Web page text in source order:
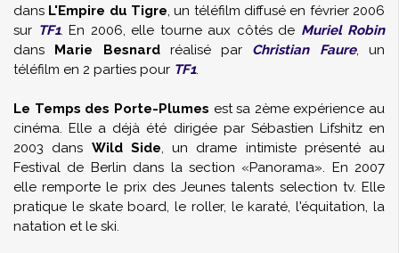
dans L'Empire du Tigre, un téléfilm diffusé en février 2006
sur TF1. En 2006, elle tourne aux côtés de Muriel Robin
dans Marie Besnardréalisé par Christian Faure, un
téléfilm en 2 parties pour TF1.
Le Temps des Porte-Plumes est sa 2ème expérience au
cinéma. Elle a déjà été dirigée par Sébastien Lifshitz en
2003 dans Wild Side, un drame intimiste présenté au
Festival de Berlin dans la section «Panorama». En 2007
elle remporte le prix des Jeunes talents selection tv. Elle
pratique le skate board, le roller, le karaté, l'équitation, la
natation et le ski.